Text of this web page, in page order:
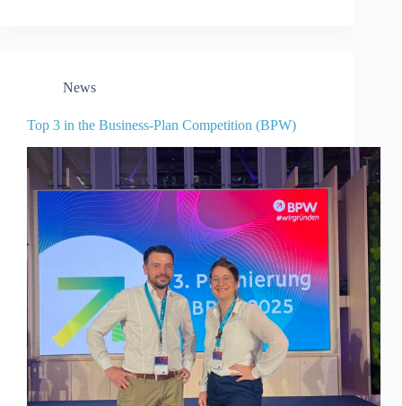
News
Top 3 in the Business-Plan Competition (BPW)